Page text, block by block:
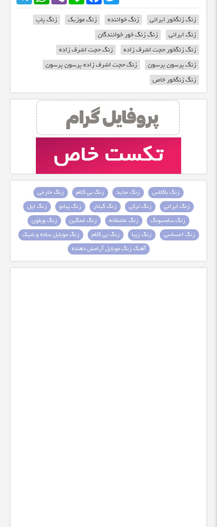
زنگ زنگخور ایرانی زنگ خواننده زنگ موزیک
زنگ پاپ
زنگ ایرانی
زنگ زنگ خور خوانندگان
زنگ زنگخور حجت اشرف زاده
زنگ حجت اشرف زاده
زنگ پرسون پرسون
زنگ حجت اشرف زاده پرسون پرسون
زنگ زنگخور خاص
زنگ باکلاس زنگ جدید زنگ بی کلام
زنگ خارجی
زنگ ایرانی
زنگ ترکی زنگ گیتار زنگ پیانو
زنگ اپل
زنگ سامسونگ
زنگ عاشقانه زنگ غمگین
زنگ ویلون
زنگ احساسی
زنگ زیبا زنگ بی کلام
زنگ موبایل ساده و شیک
آهنگ زنگ موبایل آرامش دهنده